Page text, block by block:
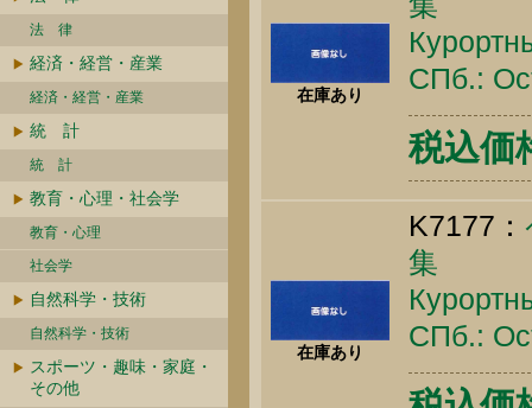
法 律
経済・経営・産業
経済・経営・産業
統 計
統 計
教育・心理・社会学
教育・心理
社会学
自然科学・技術
自然科学・技術
スポーツ・趣味・家庭・
その他
在庫あり
СПб.:
税込価
在庫あり
K7177：
集
СПб.: